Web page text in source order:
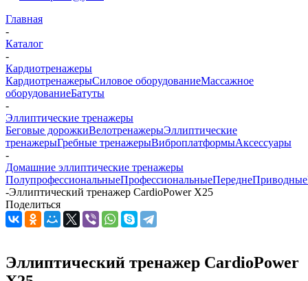
Главная
-
Каталог
-
Кардиотренажеры
КардиотренажерыСиловое оборудованиеМассажное
оборудованиеБатуты
-
Эллиптические тренажеры
Беговые дорожкиВелотренажерыЭллиптические
тренажерыГребные тренажерыВиброплатформыАксессуары
-
Домашние эллиптические тренажеры
ПолупрофессиональныеПрофессиональныеПереднеПриводные
-Эллиптический тренажер CardioPower X25
Поделиться
Эллиптический тренажер CardioPower